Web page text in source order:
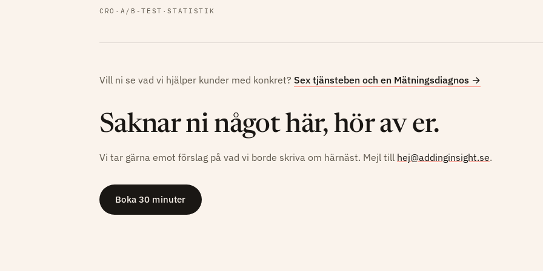
CRO · A/B-TEST ·STATISTIK
Vill ni se vad vi hjälper kunder med konkret? Sex tjänsteben och en Mätningsdiagnos →
Saknar ni något här, hör av er.
Vi tar gärna emot förslag på vad vi borde skriva om härnäst. Mejl till hej@addinginsight.se.
Boka 30 minuter